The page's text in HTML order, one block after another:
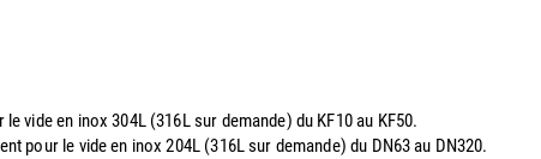
vide en inox 304L (316L sur demande) du KF10 au KF50.
pour le vide en inox 204L (316L sur demande) du DN63 au DN320.